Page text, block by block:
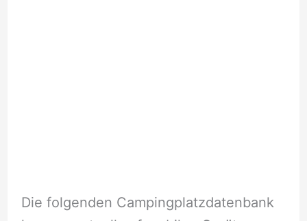
Die folgenden Campingplatzdatenbank